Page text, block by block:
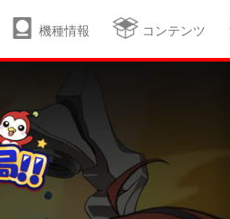
機種情報 コンテンツ